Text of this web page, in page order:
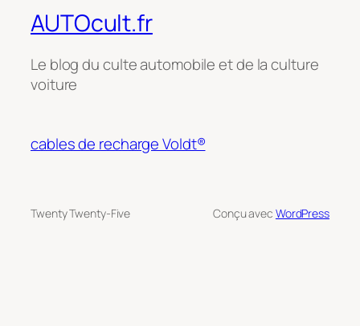
AUTOcult.fr
Le blog du culte automobile et de la culture
voiture
cables de recharge Voldt®
Twenty Twenty-Five Conçu avec WordPress